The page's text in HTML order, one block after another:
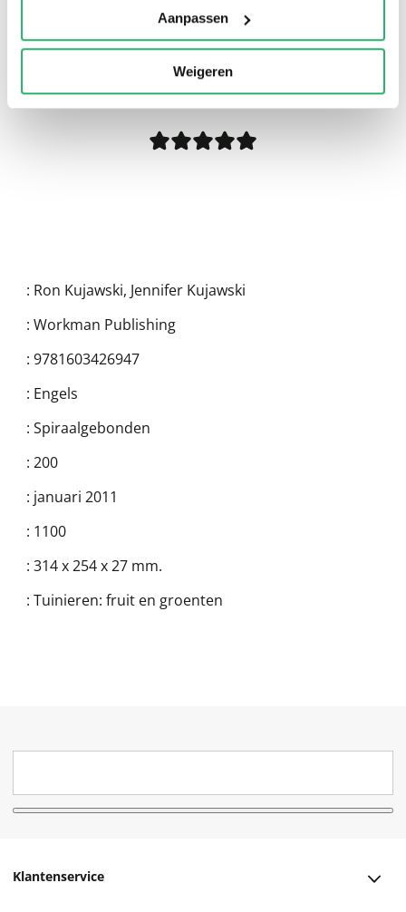
Aanpassen
Weigeren
0|0
: Ron Kujawski, Jennifer Kujawski
: Workman Publishing
: 9781603426947
: Engels
: Spiraalgebonden
: 200
: januari 2011
: 1100
: 314 x 254 x 27 mm.
: Tuinieren: fruit en groenten
Klantenservice